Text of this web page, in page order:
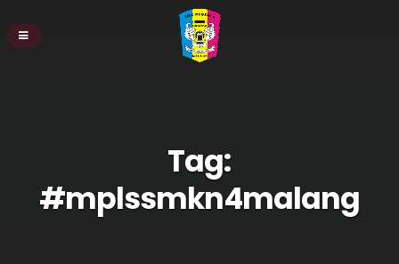
Tag:
#mplssmkn4malang